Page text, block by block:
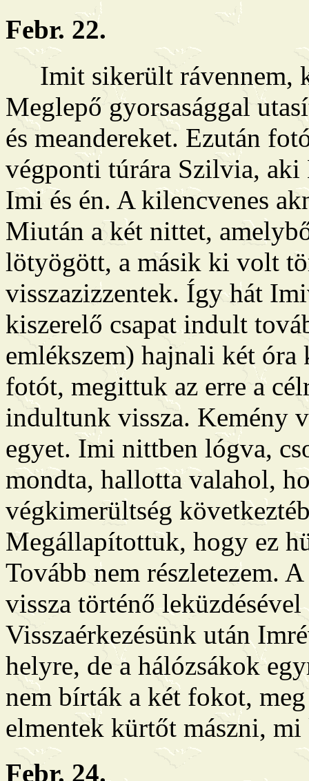
Febr. 22.
Imit sikerült rávennem,
Meglepő gyorsasággal
és meandereket. Ezután
végponti túrára Szilvia,
Imi és én. A kilencvenes
Miután a két nittet,
lötyögött, a másik ki volt
visszazizzentek. Így hát
kiszerelő csapat indult
emlékszem) hajnali két
fotót, megittuk az erre a
indultunk vissza. Kemény
egyet. Imi nittben lógva,
mondta, hallotta valahol,
végkimerültség
Megállapítottuk, hogy ez
Tovább nem részletezem.
vissza történő
Visszaérkezésünk után
helyre, de a hálózsákok
nem bírták a két fokot,
elmentek kürtőt mászni,
Febr. 24.